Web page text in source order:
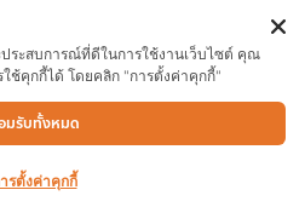
ตะปูรีเวท ตราคนป่า ขนาด
16″บรรจุถุงละ100ตัว
อลูมิเนียม พลาสติก
ประสบการณ์ที่ดีในการใช้งานเว็บไซต์ คุณ
ช้คุกกี้ได้ โดยคลิก "การตั้งค่าคุกกี้"
มรับทั้งหมด
รตั้งค่าคุกกี้